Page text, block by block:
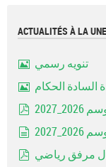
ACTUALITÉS À LA UNE
تنويه رسمي
السادة الحكام
مرفق رياضي